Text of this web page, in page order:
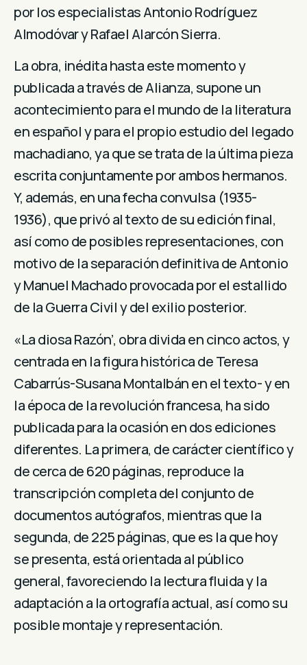
por los especialistas Antonio Rodríguez
Almodóvar y Rafael Alarcón Sierra.
La obra, inédita hasta este momento y
publicada a través de Alianza, supone un
acontecimiento para el mundo de la literatura
en español y para el propio estudio del legado
machadiano, ya que se trata de la última pieza
escrita conjuntamente por ambos hermanos.
Y, además, en una fecha convulsa (1935-
1936), que privó al texto de su edición final,
así como de posibles representaciones, con
motivo de la separación definitiva de Antonio
y Manuel Machado provocada por el estallido
de la Guerra Civil y del exilio posterior.
«La diosa Razón’, obra divida en cinco actos, y
centrada en la figura histórica de Teresa
Cabarrús-Susana Montalbán en el texto- y en
la época de la revolución francesa, ha sido
publicada para la ocasión en dos ediciones
diferentes. La primera, de carácter científico y
de cerca de 620 páginas, reproduce la
transcripción completa del conjunto de
documentos autógrafos, mientras que la
segunda, de 225 páginas, que es la que hoy
se presenta, está orientada al público
general, favoreciendo la lectura fluida y la
adaptación a la ortografía actual, así como su
posible montaje y representación.